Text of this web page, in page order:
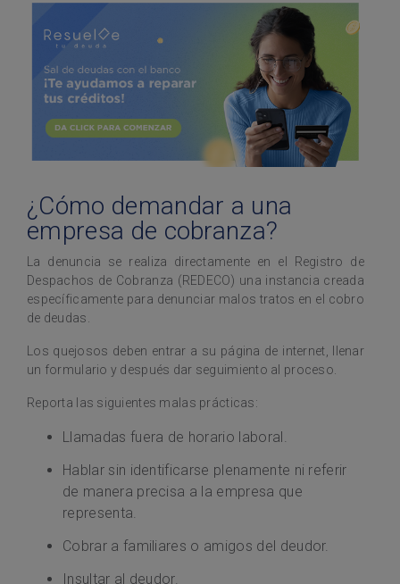
¿Cómo demandar a una
empresa de cobranza?
La denuncia se realiza directamente en el Registro de
Despachos de Cobranza (REDECO) una instancia creada
específicamente para denunciar malos tratos en el cobro
de deudas.
Los quejosos deben entrar a su página de internet, llenar
un formulario y después dar seguimiento al proceso.
Reporta las siguientes malas prácticas:
Llamadas fuera de horario laboral.
Hablar sin identificarse plenamente ni referir
de manera precisa a la empresa que
representa.
Cobrar a familiares o amigos del deudor.
Insultar al deudor.